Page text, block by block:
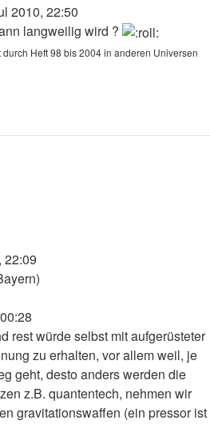
2010, 22:50
langweilig wird ?
Heft 98 bis 2004 in anderen Universen
22:09
rest würde selbst mit aufgerüsteter
zu erhalten, vor allem weil, je
geht, desto anders werden die
z.B. quantentech, nehmen wir
gravitationswaffen (ein pressor ist